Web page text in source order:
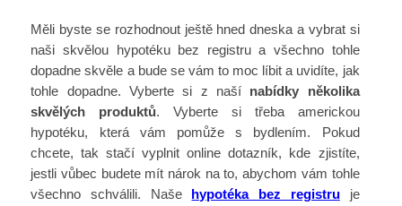
Měli byste se rozhodnout ještě hned dneska a vybrat si
naši skvělou hypotéku bez registru a všechno tohle
dopadne skvěle a bude se vám to moc líbit a uvidíte, jak
tohle dopadne. Vyberte si z naší nabídky několika
skvělých produktů. Vyberte si třeba americkou
hypotéku, která vám pomůže s bydlením. Pokud
chcete, tak stačí vyplnit online dotazník, kde zjistíte,
jestli vůbec budete mít nárok na to, abychom vám tohle
všechno schválili. Naše hypotéka bez registruje